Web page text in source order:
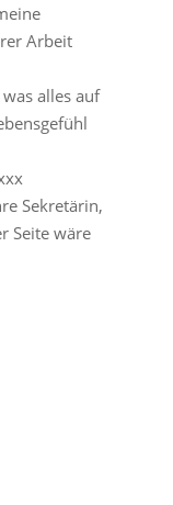
Arbeit
alles auf
Sekretärin,
Seite wäre